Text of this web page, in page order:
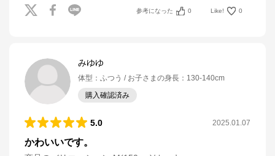
参考になった 0 Like! 0
みゆゆ
体型 ： ふつう お子さまの身長 ： 130-140cm
購入確認済み
5.0 2025.01.07
かわいいです。